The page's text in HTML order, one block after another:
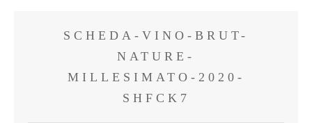
SCHEDA-VINO-BRUT-
NATURE-
MILLESIMATO-2020-
SHFCK7